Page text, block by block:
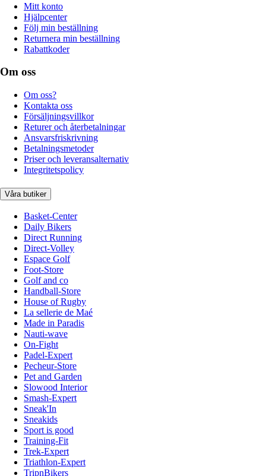
Mitt konto
Hjälpcenter
Följ min beställning
Returnera min beställning
Rabattkoder
Om oss
Om oss?
Kontakta oss
Försäljningsvillkor
Returer och återbetalningar
Ansvarsfriskrivning
Betalningsmetoder
Priser och leveransalternativ
Integritetspolicy
Våra butiker
Basket-Center
Daily Bikers
Direct Running
Direct-Volley
Espace Golf
Foot-Store
Golf and co
Handball-Store
House of Rugby
La sellerie de Maé
Made in Paradis
Nauti-wave
On-Fight
Padel-Expert
Pecheur-Store
Pet and Garden
Slowood Interior
Smash-Expert
Sneak'In
Sneakids
Sport is good
Training-Fit
Trek-Expert
Triathlon-Expert
TripnBikers